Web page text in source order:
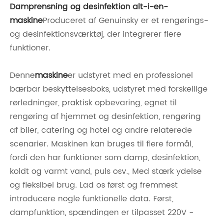
Damprensning og desinfektion alt-i-en-
maskineProduceret af Genuinsky er et rengørings-
og desinfektionsværktøj, der integrerer flere
funktioner.
Dennemaskineer udstyret med en professionel
bærbar beskyttelsesboks, udstyret med forskellige
rørledninger, praktisk opbevaring, egnet til
rengøring af hjemmet og desinfektion, rengøring
af biler, catering og hotel og andre relaterede
scenarier. Maskinen kan bruges til flere formål,
fordi den har funktioner som damp, desinfektion,
koldt og varmt vand, puls osv., Med stærk ydelse
og fleksibel brug. Lad os først og fremmest
introducere nogle funktionelle data. Først,
dampfunktion, spændingen er tilpasset 220V -